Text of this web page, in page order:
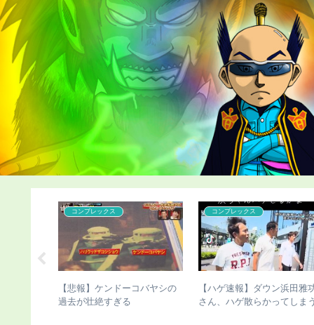
コンプレックス
【悲報】ケンドーコバヤシの
過去が壮絶すぎる
コンプレックス
【ハゲ速報】ダウン浜田雅
さん、ハゲ散らかってしま